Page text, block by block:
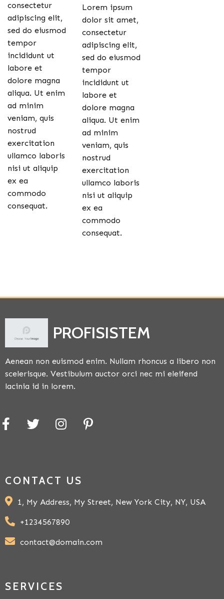
consectetur
adipiscing elit,
sed do eiusmod
tempor
incididunt ut
labore et
dolore magna
aliqua. Ut enim
ad minim
veniam, quis
nostrud
exercitation
ullamco laboris
nisi ut aliquip
ex ea
commodo
consequat.
Lorem ipsum
dolor sit amet,
consectetur
adipiscing elit,
sed do eiusmod
tempor
incididunt ut
labore et
dolore magna
aliqua. Ut enim
ad minim
veniam, quis
nostrud
exercitation
ullamco laboris
nisi ut aliquip
ex ea
commodo
consequat.
PROFISISTEM
Aenean non euismod enim. Nullam rhoncus a libero non
scelerisque. Vestibulum auctor orci nec mi eleifend
lacinia id in lorem.
CONTACT US
1, My Address, My Street, New York City, NY, USA
+1234567890
contact@domain.com
SERVICES